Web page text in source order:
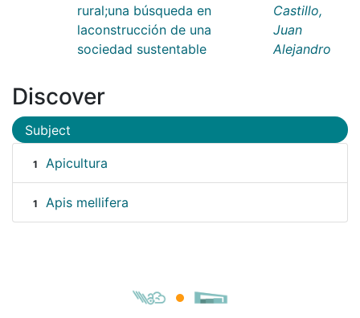
rural;una búsqueda en
laconstrucción de una
sociedad sustentable
Castillo,
Juan
Alejandro
Discover
Subject
1 Apicultura
1 Apis mellifera